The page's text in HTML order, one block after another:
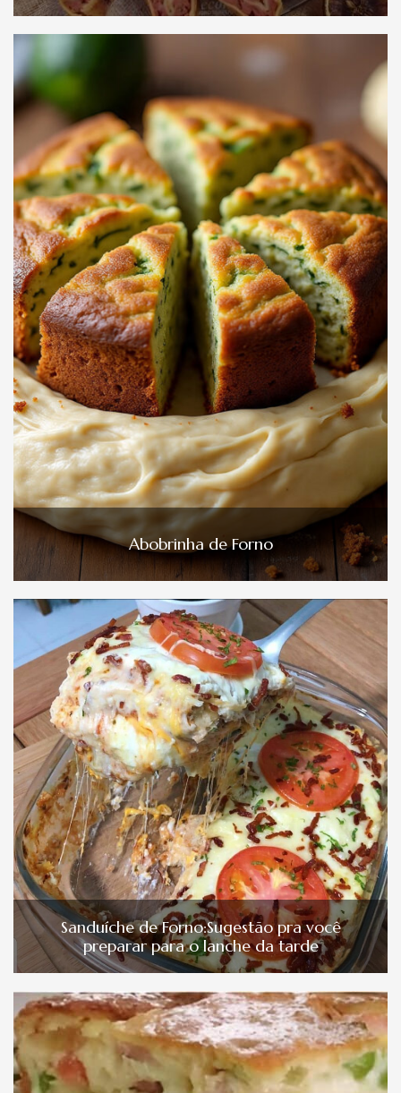
Abobrinha de Forno
Sanduíche de Forno:Sugestão pra você
preparar para o lanche da tarde